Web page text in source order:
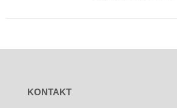
KONTAKT